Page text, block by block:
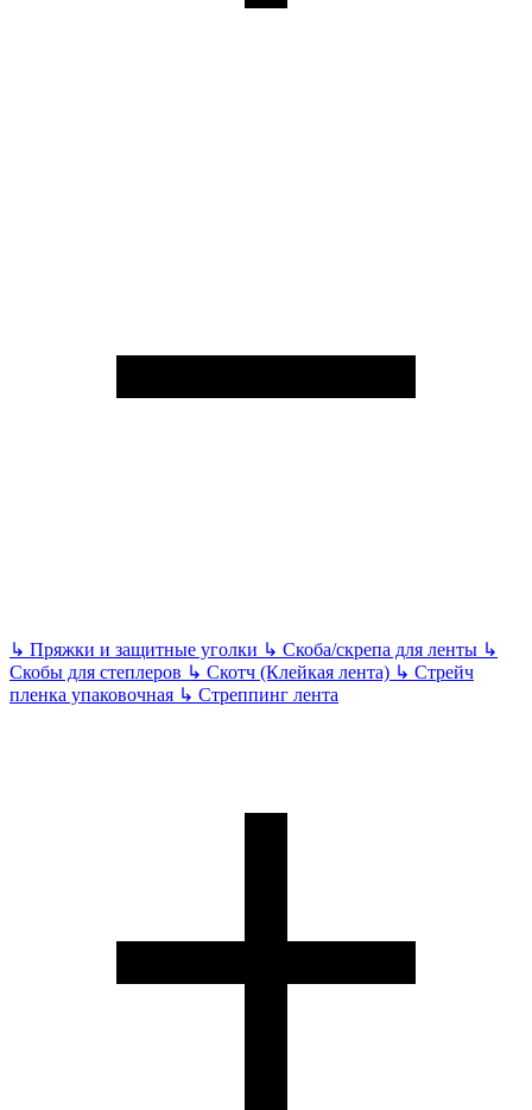
↳ Пряжки и защитные уголки ↳ Скоба/скрепа для ленты ↳
Скобы для степлеров ↳ Скотч (Клейкая лента) ↳ Стрейч
пленка упаковочная ↳ Стреппинг лента